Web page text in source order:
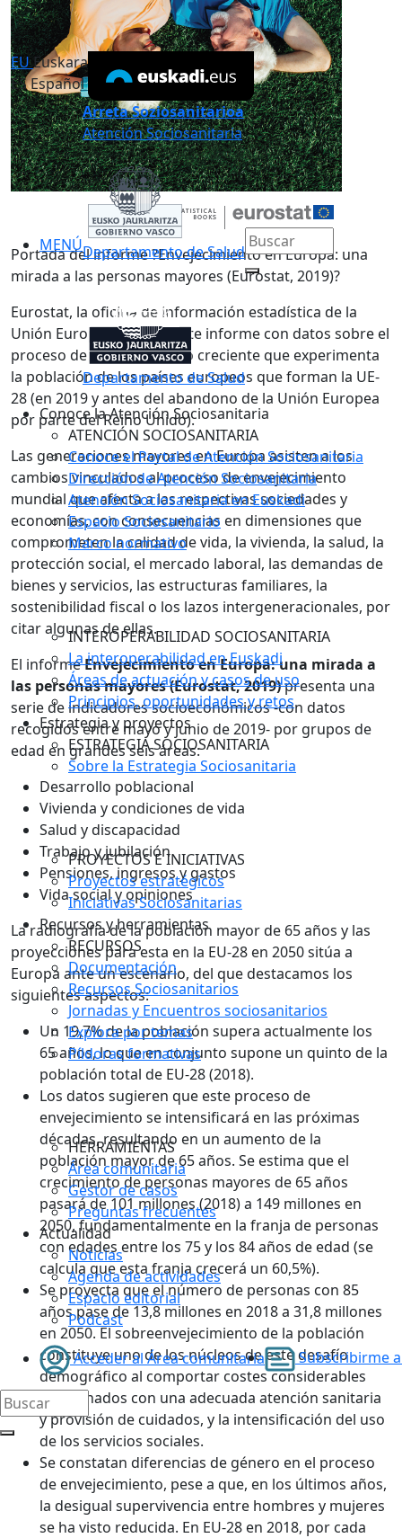
EUEuskara
ESEspañol
MENÚ
Arreta Soziosanitarioa
Atención Sociosanitaria
Departamento de Salud
Departamento de Salud
Conoce la Atención Sociosanitaria
ATENCIÓN SOCIOSANITARIA
Conoce el Portal de Atención Sociosanitaria
Dirección de Atención Sociosanitaria
Atención Sociosanitaria en Euskadi
Espacio Sociosanitario
Marco normativo
INTEROPERABILIDAD SOCIOSANITARIA
La interoperabilidad en Euskadi
Áreas de actuación y casos de uso
Principios, oportunidades y retos
Estrategia y proyectos
ESTRATEGIA SOCIOSANITARIA
Sobre la Estrategia Sociosanitaria
PROYECTOS E INICIATIVAS
Proyectos estratégicos
Iniciativas Sociosanitarias
Recursos y herramientas
RECURSOS
Documentación
Recursos Sociosanitarios
Jornadas y Encuentros sociosanitarios
Explora por temas
Píldoras formativas
HERRAMIENTAS
Área comunitaria
Gestor de casos
Preguntas frecuentes
Actualidad
Noticias
Agenda de actividades
Espacio editorial
Podcast
Acceder al Área comunitaria
Subscribirme
Portada del informe ?Envejecimiento en Europa: una
mirada a las personas mayores (Eurostat, 2019)?
Eurostat, la oficina de información estadística de la
Unión Europea, publica este informe con datos sobre el
proceso de envejecimiento creciente que experimenta
la población de los países europeos que forman la UE-
28 (en 2019 y antes del abandono de la Unión Europea
por parte del Reino Unido).
Las generaciones mayores en Europa asisten a los
cambios vinculados al proceso de envejecimiento
mundial que afecta a las respectivas sociedades y
economías, con consecuencias en dimensiones que
comprometen la calidad de vida, la vivienda, la salud, la
protección social, el mercado laboral, las demandas de
bienes y servicios, las estructuras familiares, la
sostenibilidad fiscal o los lazos intergeneracionales, por
citar algunas de ellas.
El informeEnvejecimiento en Europa: una mirada a
las personas mayores (Eurostat, 2019)presenta una
serie de indicadores socioeconómicos -con datos
recogidos entre mayo y junio de 2019- por grupos de
edad en grandes seis áreas:
Desarrollo poblacional
Vivienda y condiciones de vida
Salud y discapacidad
Trabajo y jubilación
Pensiones, ingresos y gastos
Vida social y opiniones
La radiografía de la población mayor de 65 años y las
proyecciones para esta en la EU-28 en 2050 sitúa a
Europa ante un escenario, del que destacamos los
siguientes aspectos:
Un 19,7% de la población supera actualmente los
65 años, lo que en conjunto supone un quinto de la
población total de EU-28 (2018).
Los datos sugieren que este proceso de
envejecimiento se intensificará en las próximas
décadas, resultando en un aumento de la
población mayor de 65 años. Se estima que el
crecimiento de personas mayores de 65 años
pasará de 101 millones (2018) a 149 millones en
2050, fundamentalmente en la franja de personas
con edades entre los 75 y los 84 años de edad (se
calcula que esta franja crecerá un 60,5%).
Se proyecta que el número de personas con 85
años pase de 13,8 millones en 2018 a 31,8 millones
en 2050. El sobreenvejecimiento de la población
constituye uno de los núcleos de este desafío
demográfico al comportar costes considerables
relacionados con una adecuada atención sanitaria
y provisión de cuidados, y la intensificación del uso
de los servicios sociales.
Se constatan diferencias de género en el proceso
de envejecimiento, pese a que, en los últimos años,
la desigual supervivencia entre hombres y mujeres
se ha visto reducida. En EU-28 en 2018, por cada